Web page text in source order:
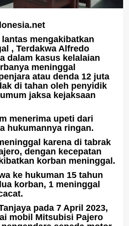
mengakibatkan
, Terdakwa Alfredo
dalam kasus kelalaian
meninggal
atau denda 12 juta
di tahan oleh penyidik
jaksa kejaksaan
menerima upeti dari
hukumannya ringan.
karena di tabrak
dengan kecepatan
korban meninggal.
ke hukuman 15 tahun
korban, 1 meninggal
pada 7 April 2023,
mobil Mitsubisi Pajero